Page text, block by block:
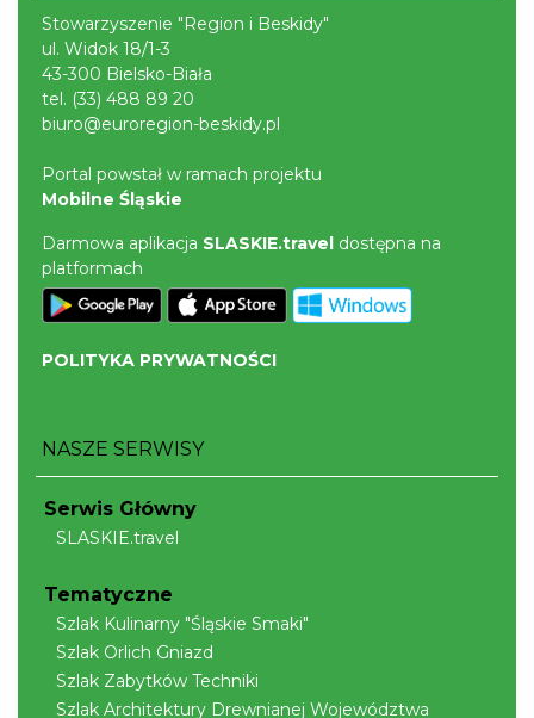
Stowarzyszenie "Region i Beskidy"
ul. Widok 18/1-3
43-300 Bielsko-Biała
tel. (33) 488 89 20
biuro@euroregion-beskidy.pl
Portal powstał w ramach projektu
Mobilne Śląskie
Darmowa aplikacja SLASKIE.travel dostępna na
platformach
POLITYKA PRYWATNOŚCI
NASZE SERWISY
Serwis Główny
SLASKIE.travel
Tematyczne
Szlak Kulinarny "Śląskie Smaki"
Szlak Orlich Gniazd
Szlak Zabytków Techniki
Szlak Architektury Drewnianej Województwa